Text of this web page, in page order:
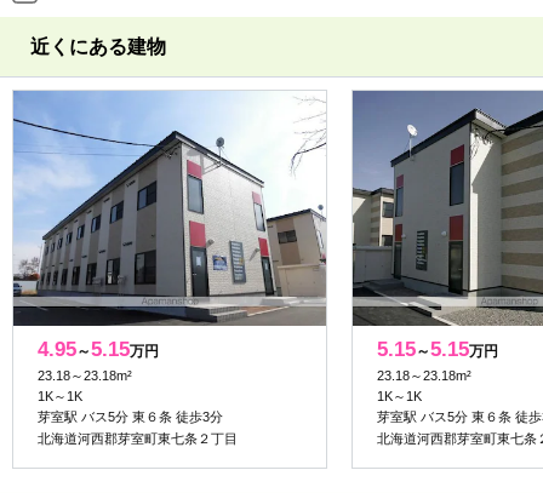
近くにある建物
4.95～5.15万円
23.18～23.18m²
1K～1K
芽室駅 バス5分 東６条 徒歩3分
北海道河西郡芽室町東七条２丁目
5.15～5.15万円
23.18～23.18m²
1K～1K
芽室駅 バス5分 東６条 徒
北海道河西郡芽室町東七条